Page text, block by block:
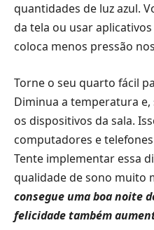
quantidades de luz azul.
da tela ou usar
coloca menos pressão
Torne o seu quarto fácil
Diminua a temperatura
os dispositivos da sala.
computadores e
Tente implementar essa
qualidade de sono muito
consegue uma boa noite
felicidade também